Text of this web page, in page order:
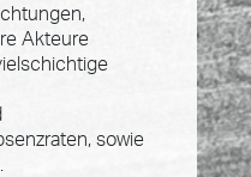
Akteure
sowie